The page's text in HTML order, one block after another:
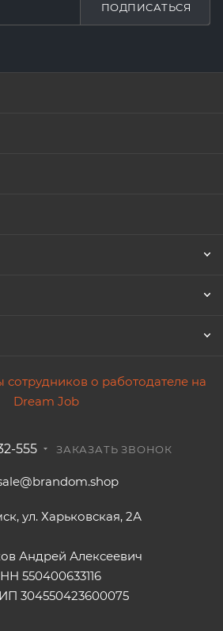
ПОДПИСАТЬСЯ
555 ЗАКАЗАТЬ ЗВОНОК
ул. Харьковская, 2А
Андрей Алексеевич
550400633116
304550423600075